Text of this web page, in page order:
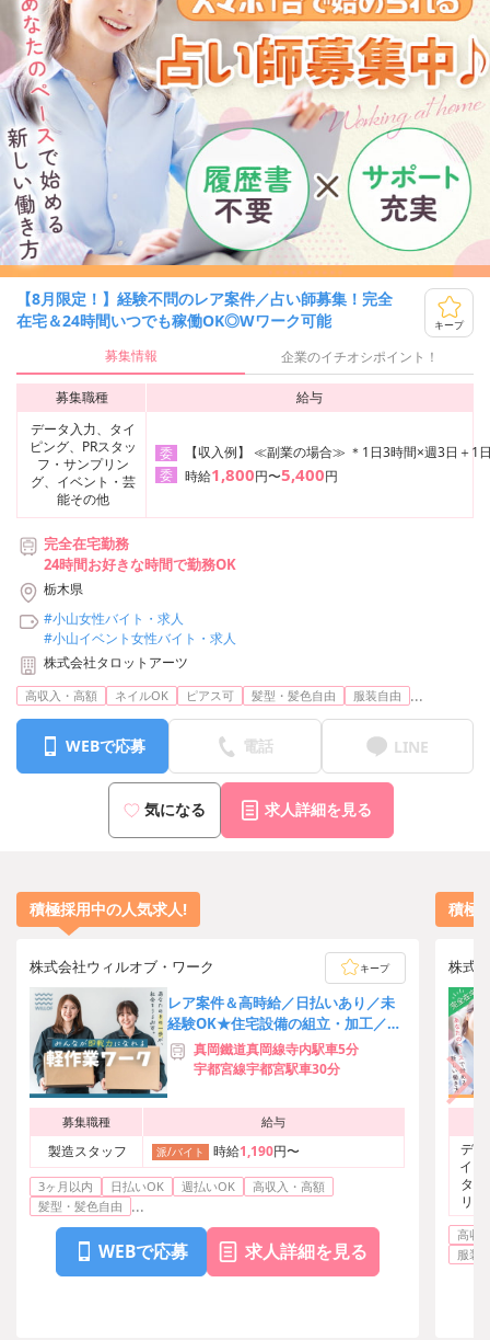
【8月限定！】経験不問のレア案件／占い師募集！完全
在宅＆24時間いつでも稼働OK◎Wワーク可能
キープ
募集情報 企業のイチオシポイント！
募集職種
給与
データ入力、タイ
ピング、PRスタッ
フ・サンプリン
グ、イベント・芸
能その他
委
【収入例】 ≪副業の場合≫ ＊1日3時間×週3日＋1
委
時給1,800円〜5,400円
完全在宅勤務
24時間お好きな時間で勤務OK
栃木県
#小山女性バイト・求人
#小山イベント女性バイト・求人
株式会社タロットアーツ
高収入・高額 ネイルOK ピアス可 髪型・髪色自由 服装自由 ...
WEBで応募 電話 LINE
気になる 求人詳細を見る
積極採用中の人気求人!
株式会社ウィルオブ・ワーク キープ
レア案件＆高時給／日払いあり／未
経験OK★住宅設備の組立・加工／土
日祝休み◎
真岡鐵道真岡線寺内駅車5分
宇都宮線宇都宮駅車30分
募集職種 給与
製造スタッフ 派/バイト 時給1,190円〜
3ヶ月以内 日払いOK 週払いOK
高収入・高額
髪型・髪色自由
...
WEBで応募 求人詳細を見る
積極
株式
デー
イピ
タ
リ
ト・
高収
服装